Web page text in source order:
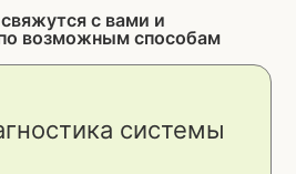
системы
с вами и
возможным способам